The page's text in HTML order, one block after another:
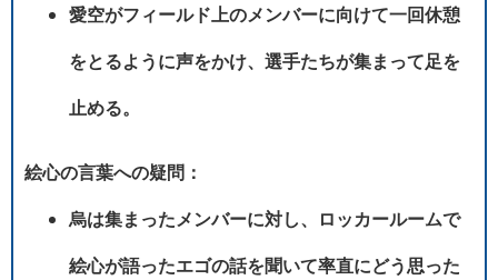
愛空がフィールド上のメンバーに向けて一回休憩
をとるように声をかけ、選手たちが集まって足を
止める。
絵心の言葉への疑問：
烏は集まったメンバーに対し、ロッカールームで
絵心が語ったエゴの話を聞いて率直にどう思った